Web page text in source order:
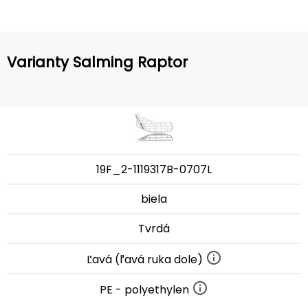
Varianty Salming Raptor
19F_2-1119317B-0707L
biela
Tvrdá
Ľavá (ľavá ruka dole)
PE - polyethylen